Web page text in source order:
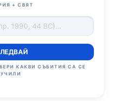
+ СВЯТ
КАКВИ СЪБИТИЯ СА СЕ